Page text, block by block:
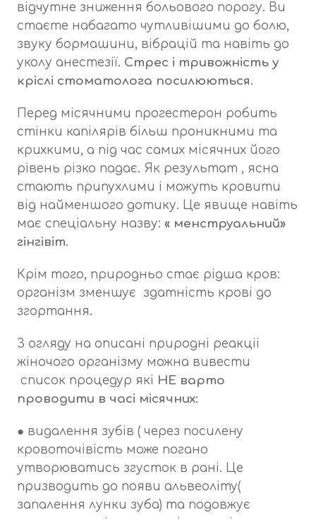
відчутне зниження больового порогу. Ви
стаєте набагато чутливішими до болю,
звуку бормашини, вібрацій та навіть до
уколу анестезії. Стрес і тривожність у
кріслі стоматолога посилюються.
Перед місячними прогестерон робить
стінки капілярів більш проникними та
крихкими, а під час самих місячних його
рівень різко падає. Як результат , ясна
стають припухлими і можуть кровити
від найменшого дотику. Це явище навіть
має спеціальну назву: « менструальний»
гінгівіт.
Крім того, природньо стає рідша кров:
організм зменшує здатність крові до
згортання.
З огляду на описані природні реакціі
жіночого організму можна вивести
список процедур які НЕ варто
проводити в часі місячних:
● видалення зубів ( через посилену
кровоточівість може погано
утворюватись згусток в рані. Це
призводить до появи альвеоліту(
запалення лунки зуба) та подовжує